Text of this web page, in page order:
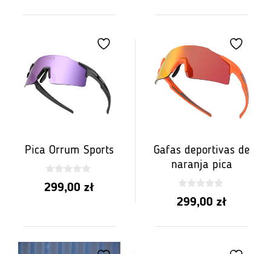
Pica Orrum Sports
0
z
299,00 zł
Gafas deportivas de
naranja pica
0
z
299,00 zł